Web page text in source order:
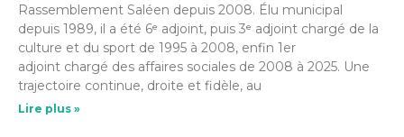
Rassemblement Saléen depuis 2008. Élu municipal
depuis 1989, il a été 6ᵉ adjoint, puis 3ᵉ adjoint chargé de la
culture et du sport de 1995 à 2008, enfin 1er
adjoint chargé des affaires sociales de 2008 à 2025. Une
trajectoire continue, droite et fidèle, au
Lire plus »